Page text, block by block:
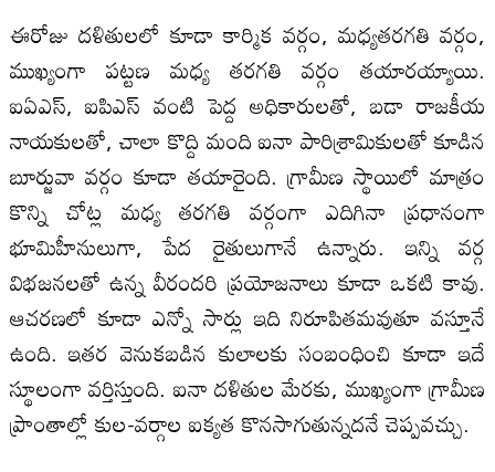
ఈరోజు దళితులలో కూడా కార్మిక వర్గం, మధ్యతరగతి వర్గం,
ముఖ్యంగా పట్టణ మధ్య తరగతి వర్గం తయారయ్యాయి.
ఐ‌ఏ‌ఎస్, ఐ‌పి‌ఎస్ వంటి పెద్ద అధికారులతో, బడా రాజకీయ
నాయకులతో, చాలా కొద్ది మంది ఐనా పారిశ్రామికులతో కూడిన
బూర్జువా వర్గం కూడా తయారైంది. గ్రామీణ స్థాయిలో మాత్రం
కొన్ని చోట్ల మధ్య తరగతి వర్గంగా ఎదిగినా ప్రధానంగా
భూమిహీనులుగా, పేద రైతులుగానే ఉన్నారు. ఇన్ని వర్గ
విభజనలతో ఉన్న వీరందరి ప్రయోజనాలు కూడా ఒకటి కావు.
ఆచరణలో కూడా ఎన్నో సార్లు ఇది నిరూపితమవుతూ వస్తూనే
ఉంది. ఇతర వెనుకబడిన కులాలకు సంబంధించి కూడా ఇదే
స్థూలంగా వర్తిస్తుంది. ఐనా దళితుల మేరకు, ముఖ్యంగా గ్రామీణ
ప్రాంతాల్లో కుల-వర్గాల ఐక్యత కొనసాగుతున్నదనే చెప్పవచ్చు.